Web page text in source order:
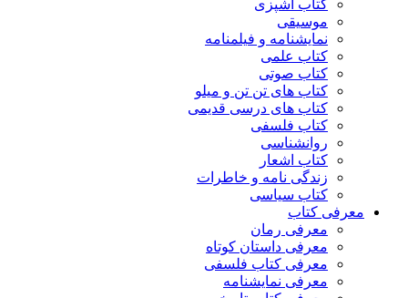
کتاب آشپزی
موسیقی
نمایشنامه و فیلمنامه
کتاب علمی
کتاب صوتی
کتاب های تن تن و میلو
کتاب های درسی قدیمی
کتاب فلسفی
روانشناسی
کتاب اشعار
زندگی نامه و خاطرات
کتاب سیاسی
معرفی کتاب
معرفی رمان
معرفی داستان کوتاه
معرفی کتاب فلسفی
معرفی نمایشنامه